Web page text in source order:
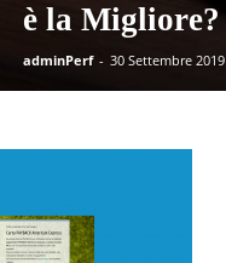
è la Migliore?
adminPerf - 30 Settembre 2019